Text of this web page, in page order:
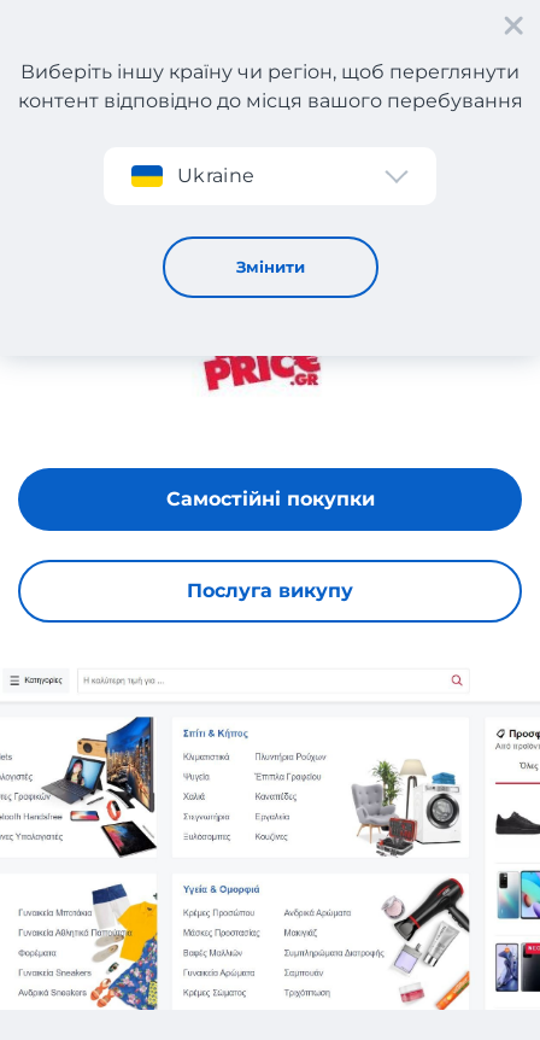
Реєстрація
Виберіть іншу країну чи регіон, щоб переглянути
контент відповідно до місця вашого перебування
Ukraine
Змінити
Best Price
Послуга викупу
Самостійні покупки